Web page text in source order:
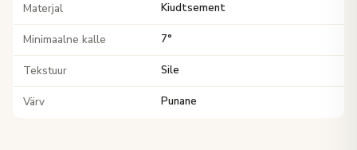
Materjal Kiudtsement
Minimaalne kalle 7°
Tekstuur Sile
Värv Punane